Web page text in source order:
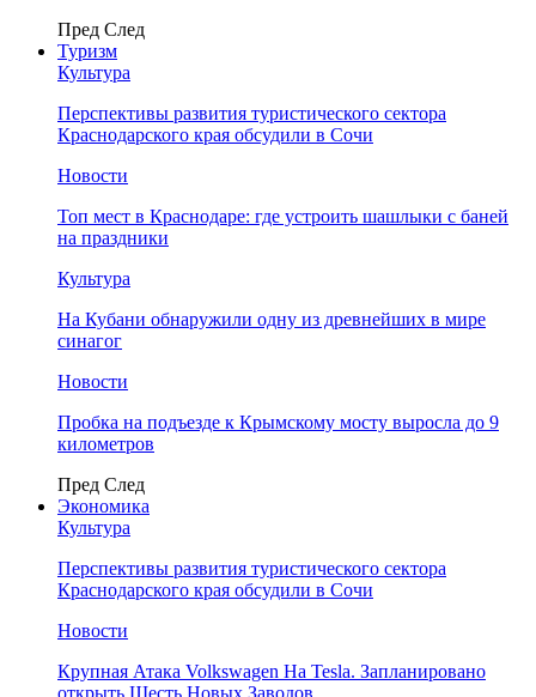
Пред След
Туризм
Культура
Перспективы развития туристического сектора
Краснодарского края обсудили в Сочи
Новости
Топ мест в Краснодаре: где устроить шашлыки с баней
на праздники
Культура
На Кубани обнаружили одну из древнейших в мире
синагог
Новости
Пробка на подъезде к Крымскому мосту выросла до 9
километров
Пред След
Экономика
Культура
Перспективы развития туристического сектора
Краснодарского края обсудили в Сочи
Новости
Крупная Атака Volkswagen На Tesla. Запланировано
открыть Шесть Новых Заводов